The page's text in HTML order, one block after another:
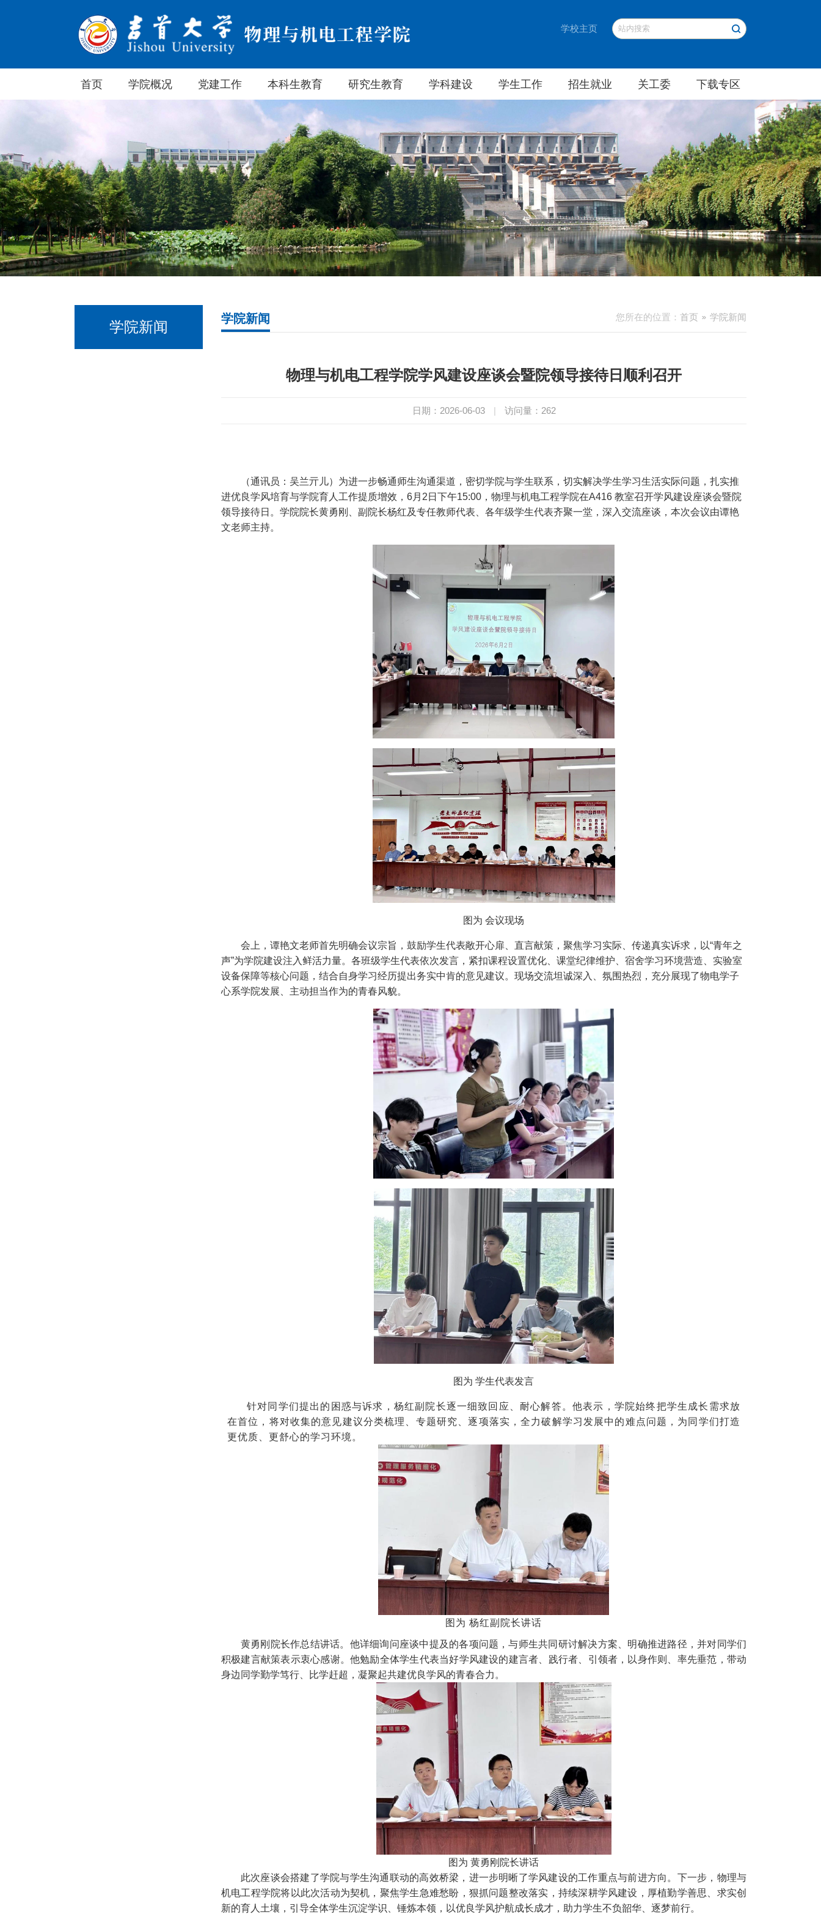
学校主页
首页 学院概况 党建工作 本科生教育 研究生教育 学科建设 学生工作 招生就业 关工委 下载专区
学院新闻
您所在的位置： 首页 学院新闻
学院新闻
物理与机电工程学院学风建设座谈会暨院领导接待日顺利召开
日期：2026-06-03 | 访问量： 262
（通讯员：吴兰亓儿）为进一步畅通师生沟通渠道，密切学院与学生联系，切实解决学生学习生活实际问题，扎实推
进优良学风培育与学院育人工作提质增效 ，6月2日下午15:00，物理与机电工程学院在A416 教室召开学风建设座谈会暨院
领导接待日。学院院长黄勇刚、副院长杨红及专任教师代表、各年级学生代表齐聚一堂，深入交流座谈，本次会议由谭艳
文老师主持。
图为 会议现场
会上，谭艳文老师首先明确会议宗旨，鼓励学生代表敞开心扉、直言献策，聚焦学习实际、传递真实诉求，以“青年之
声”为学院建设注入鲜活力量。各班级学生代表依次发言，紧扣课程设置优化、课堂纪律维护、宿舍学习环境营造、实验室
设备保障等核心问题，结合自身学习经历提出务实中肯的意见建议。现场交流坦诚深入、氛围热烈，充分展现了物电学子
心系学院发展、主动担当作为的青春风貌。
图为 学生代表发言
针对同学们提出的困惑与诉求，杨红副院长逐一细致回应、耐心解答。他表示，学院始终把学生成长需求放
在首位，将对收集的意见建议分类梳理、专题研究、逐项落实，全力破解学习发展中的难点问题，为同学们打造
更优质、更舒心的学习环境。
图为 杨红副院长讲话
黄勇刚院长作总结讲话。他详细询问座谈中提及的各项问题，与师生共同研讨解决方案、明确推进路径，并对同学们
积极建言献策表示衷心感谢。他勉励全体学生代表当好学风建设的建言者、践行者、引领者，以身作则、率先垂范，带动
身边同学勤学笃行、比学赶超，凝聚起共建优良学风的青春合力。
图为 黄勇刚院长讲话
此次座谈会搭建了学院与学生沟通联动的高效桥梁，进一步明晰了学风建设的工作重点与前进方向。下一步，物理与
机电工程学院将以此次活动为契机，聚焦学生急难愁盼，狠抓问题整改落实，持续深耕学风建设，厚植勤学善思、求实创
新的育人土壤，引导全体学生沉淀学识、锤炼本领，以优良学风护航成长成才，助力学生不负韶华、逐梦前行。